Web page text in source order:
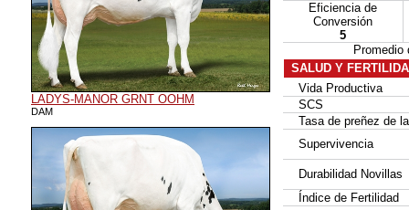
LADYS-MANOR GRNT OOHM
DAM
Eficiencia de
Conversión
5
SALUD Y
Vida Productiva
SCS
Tasa de preñez de
Supervivencia
Durabilidad Novillas
Índice de Fertilidad